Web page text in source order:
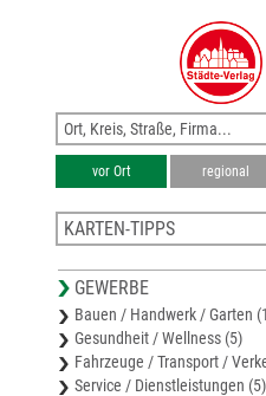
vor Ort regional
KARTEN-TIPPS
Stadtplan Roßlau
Stadtplan Dessau-Roßlau
Stadtplan Dessau
Stadtplan Möckern
GEWERBE
Bauen / Handwerk / Garten
Gesundheit / Wellness (5)
Fahrzeuge / Transport /
Service / Dienstleistungen (5)